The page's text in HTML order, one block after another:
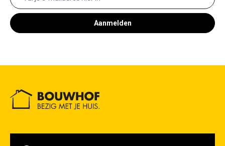
Aanmelden